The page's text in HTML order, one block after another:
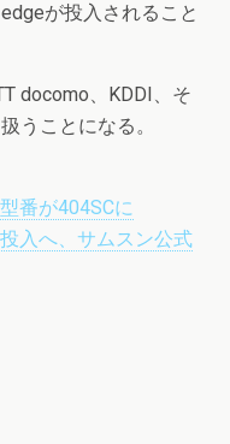
が投入されること
docomo、KDDI、そ
うことになる。
番が404SCに
入へ、サムスン公式